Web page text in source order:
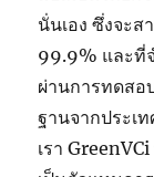
นั่นเอง ซึ่งจะ
99.9% และที่
ผ่านการทดส
ฐานจากประเ
เรา